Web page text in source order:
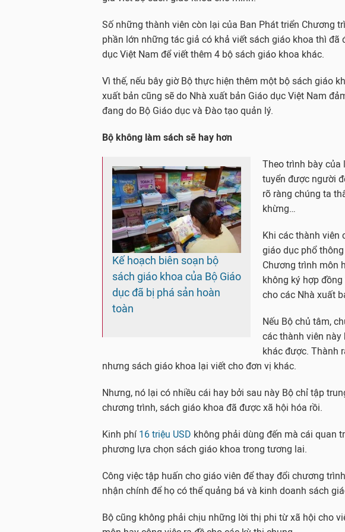
Số những thành viên còn lại của Ban Phát triển Chương
phần lớn những tác giả có khả viết sách giáo khoa thì đã
dục Việt Nam để viết thêm 4 bộ sách giáo khoa khác.
Vì thế, nếu bây giờ Bộ thực hiện thêm một bộ sách giáo
xuất bản cũng sẽ do Nhà xuất bản Giáo dục Việt Nam
đang do Bộ Giáo dục và Đào tạo quản lý.
Bộ không làm sách sẽ hay hơn
Kế hoạch biên soạn bộ
sách giáo khoa của Bộ Giáo
dục đã bị phá sản hoàn
toàn
Theo trình bày của
tuyển được người
rõ ràng chúng ta
khừng…
Khi các thành viên
giáo dục phổ
Chương trình môn
không ký hợp
cho các Nhà xuất
Nếu Bộ chủ tâm,
các thành viên này
khác được. Thành
nhưng sách giáo khoa lại viết cho đơn vị khác.
Nhưng, nó lại có nhiều cái hay bởi sau này Bộ chỉ tập
chương trình, sách giáo khoa đã được xã hội hóa rồi.
Kinh phí 16 triệu USD không phải dùng đến mà cái quan
phương lựa chọn sách giáo khoa trong tương lai.
Công việc tập huấn cho giáo viên để thay đổi chương
nhận chính để họ có thể quảng bá và kinh doanh sách
Bộ cũng không phải chịu những lời thị phi từ xã hội cho